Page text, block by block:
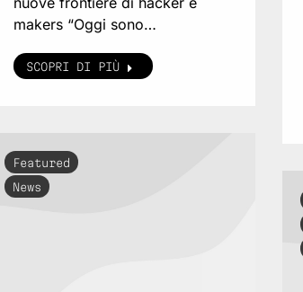
makers “Oggi sono…
SCOPRI DI PIÙ
Featured
News